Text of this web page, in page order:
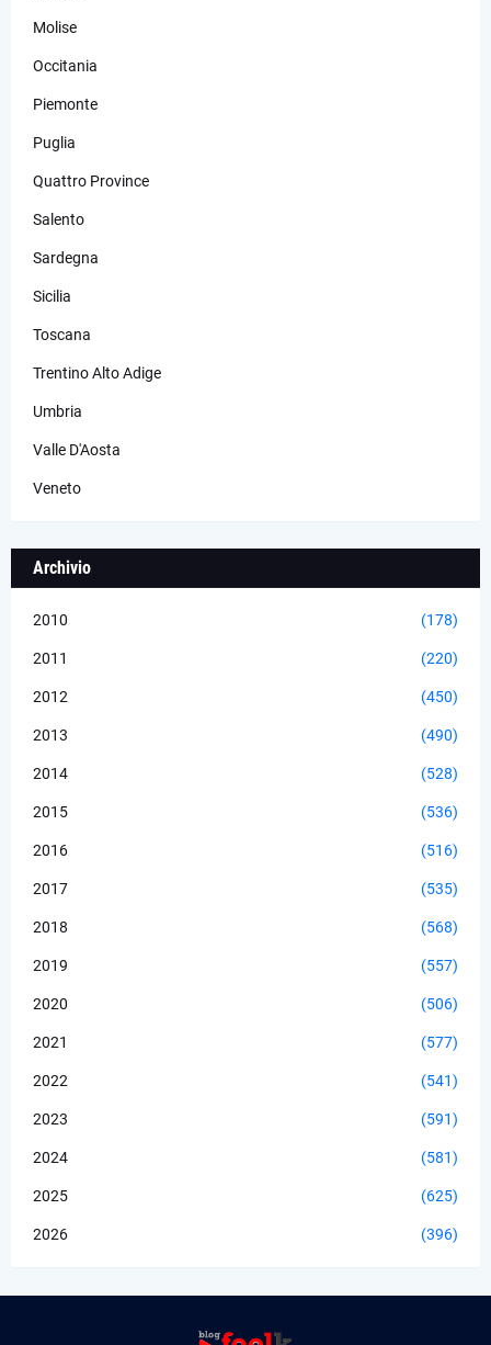
Molise
Occitania
Piemonte
Puglia
Quattro Province
Salento
Sardegna
Sicilia
Toscana
Trentino Alto Adige
Umbria
Valle D'Aosta
Veneto
Archivio
2010 (178)
2011 (220)
2012 (450)
2013 (490)
2014 (528)
2015 (536)
2016 (516)
2017 (535)
2018 (568)
2019 (557)
2020 (506)
2021 (577)
2022 (541)
2023 (591)
2024 (581)
2025 (625)
2026 (396)